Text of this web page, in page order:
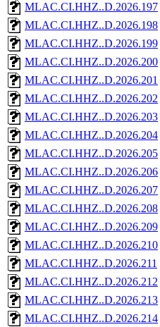
MLAC.CI.HHZ..D.2026.197
MLAC.CI.HHZ..D.2026.198
MLAC.CI.HHZ..D.2026.199
MLAC.CI.HHZ..D.2026.200
MLAC.CI.HHZ..D.2026.201
MLAC.CI.HHZ..D.2026.202
MLAC.CI.HHZ..D.2026.203
MLAC.CI.HHZ..D.2026.204
MLAC.CI.HHZ..D.2026.205
MLAC.CI.HHZ..D.2026.206
MLAC.CI.HHZ..D.2026.207
MLAC.CI.HHZ..D.2026.208
MLAC.CI.HHZ..D.2026.209
MLAC.CI.HHZ..D.2026.210
MLAC.CI.HHZ..D.2026.211
MLAC.CI.HHZ..D.2026.212
MLAC.CI.HHZ..D.2026.213
MLAC.CI.HHZ..D.2026.214